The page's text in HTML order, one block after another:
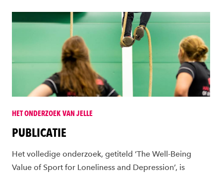
HET ONDERZOEK VAN JELLE
PUBLICATIE
Het volledige onderzoek, getiteld ‘The Well-Being
Value of Sport for Loneliness and Depression’, is